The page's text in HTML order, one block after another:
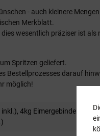
- auch kleinere
Merkblatt.
wesentlich präziser ist als
Spritzen geliefert.
Bestellprozesses darauf
möglich!
inkl.), 4kg Eimergebinde